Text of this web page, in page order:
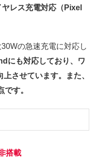
レス充電対応（Pixel
の急速充電に対応し
にも対応しており、ワ
させています。また、
す。
搭載